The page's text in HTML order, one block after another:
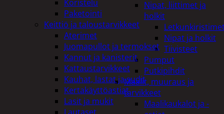
Nipat, liittimet ja
holkit
Nipat ja holkit
Tiivisteet
Pumput
Putkipihdit
Maalit, muuraus ja
tarvikkeet
Maalikaukalot ja -
Koristelu
Paketointi
Keittiö ja taloustarvikkeet
Aterimet
Juomapullot ja termokset
Kannut ja kanisterit
Kattaustarvikkeet
Kauhat, lastat ja sudit
Kertakäyttöastiat
Lasit ja mukit